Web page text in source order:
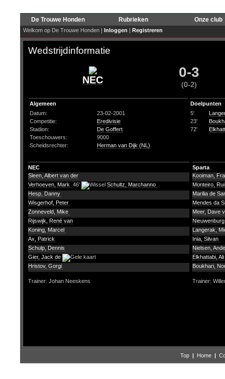
De Trouwe Honden Rubrieken Onze club
Welkom op De Trouwe Honden | Inloggen | Registreren
Wedstrijdinformatie
NEC 0-3
(0-2)
Algemeen
Datum:
23-02-2001
Competitie:
Eredivisie
Stadion:
De Goffert
Toeschouwers:
9000
Scheidsrechter:
Herman van Dijk (NL)
Doelpunten
5'
23'
72'
NEC
Sparta
Sleen, Albert van der
Verhoeven, Mark 46'
Schultz, Marchanno
Hesp, Danny
Wisgerhof, Peter
Zonneveld, Mike
Rijswijk, René van
Koning, Marcel
Ax, Patrick
Schulp, Dennis
Gier, Jack de
Hristov, Gorgi
Kooiman,
Monteiro,
Marilia de
Mendes da
Meer, Dave
Langerak,
Inia, Silvan
Nielsen,
Elkhattabi, Ali
Boukhari,
Trainer: Johan Neeskens Trainer:
Top | Home |